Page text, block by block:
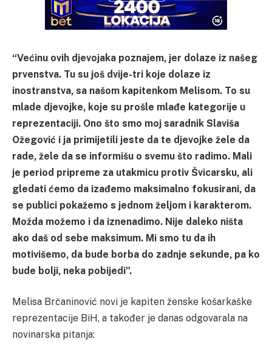
“Većinu ovih djevojaka poznajem, jer dolaze iz našeg
prvenstva. Tu su još dvije-tri koje dolaze iz
inostranstva, sa našom kapitenkom Melisom. To su
mlade djevojke, koje su prošle mlađe kategorije u
reprezentaciji. Ono što smo moj saradnik Slaviša
Ožegović i ja primijetili jeste da te djevojke žele da
rade, žele da se informišu o svemu što radimo. Mali
je period pripreme za utakmicu protiv Švicarsku, ali
gledati ćemo da izađemo maksimalno fokusirani, da
se publici pokažemo s jednom željom i karakterom.
Možda možemo i da iznenadimo. Nije daleko ništa
ako daš od sebe maksimum. Mi smo tu da ih
motivišemo, da bude borba do zadnje sekunde, pa ko
bude bolji, neka pobijedi”.
Melisa Brčaninović novi je kapiten ženske košarkaške
reprezentacije BiH, a također je danas odgovarala na
novinarska pitanja: